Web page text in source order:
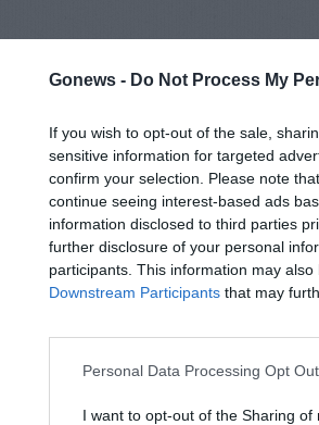
Gonews - Do Not Process My
If you wish to opt-out of the sale,
sensitive information for targeted
confirm your selection. Please note
continue seeing interest-based ads
information disclosed to third parties
further disclosure of your personal
participants. This information may
Downstream Participants that may
Personal Data Processing Opt
I want to opt-out of the Sharing of